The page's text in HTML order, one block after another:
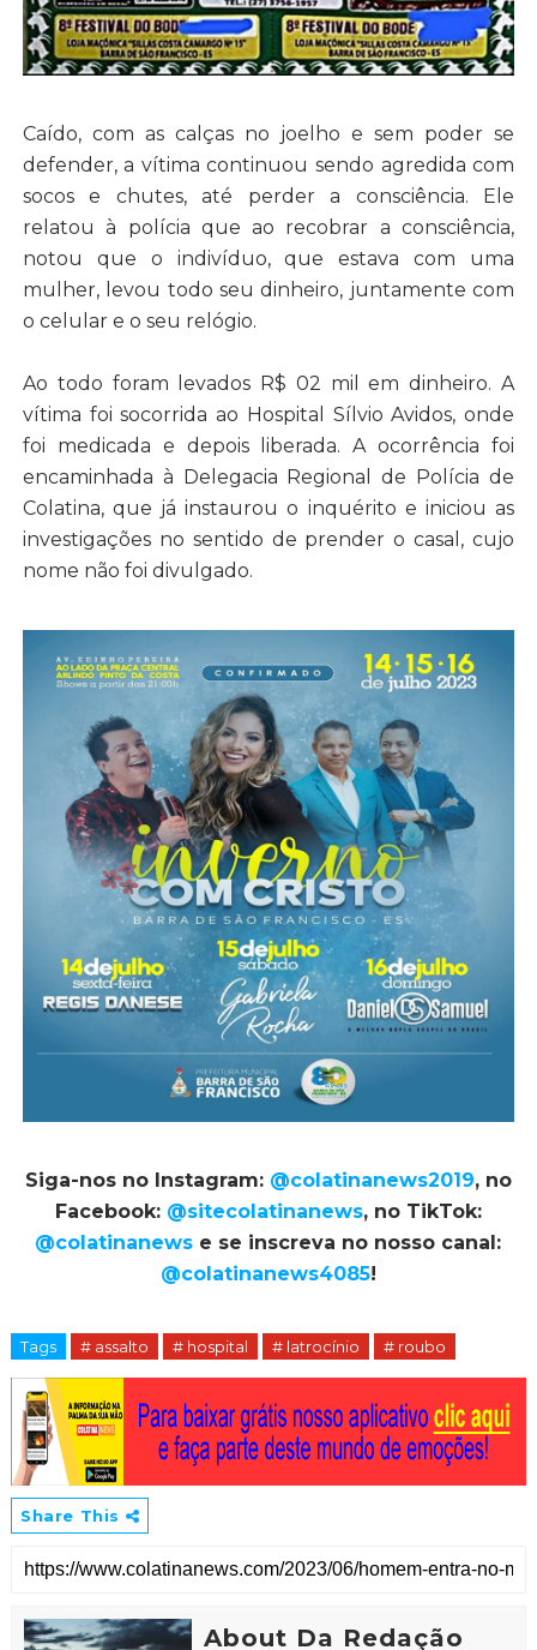
Caído, com as calças no joelho e sem poder se
defender, a vítima continuou sendo agredida com
socos e chutes, até perder a consciência. Ele
relatou à polícia que ao recobrar a consciência,
notou que o indivíduo, que estava com uma
mulher, levou todo seu dinheiro, juntamente com
o celular e o seu relógio.
Ao todo foram levados R$ 02 mil em dinheiro. A
vítima foi socorrida ao Hospital Sílvio Avidos, onde
foi medicada e depois liberada. A ocorrência foi
encaminhada à Delegacia Regional de Polícia de
Colatina, que já instaurou o inquérito e iniciou as
investigações no sentido de prender o casal, cujo
nome não foi divulgado.
Siga-nos no Instagram: @colatinanews2019, no
Facebook: @sitecolatinanews, no TikTok:
@colatinanews e se inscreva no nosso canal:
@colatinanews4085!
Tags # assalto # hospital # latrocínio # roubo
Share This
About Da Redação